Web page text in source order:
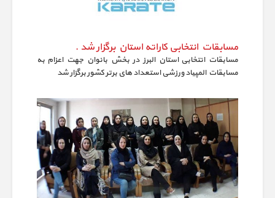
مسابقات انتخابی کاراته استان برگزار شد .
مسابقات انتخابی استان البرز در بخش بانوان جهت اعزام به
مسابقات المپیاد ورزشی استعداد های برتر کشور برگزار شد